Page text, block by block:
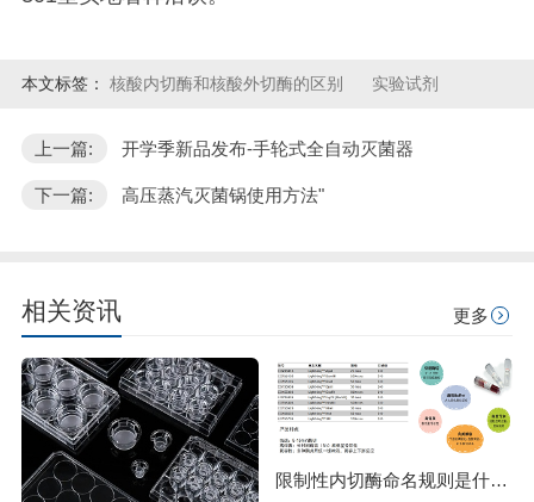
本文标签： 核酸内切酶和核酸外切酶的区别 实验试剂
上一篇: 开学季新品发布-手轮式全自动灭菌器
下一篇: 高压蒸汽灭菌锅使用方法"
相关资讯 更多
限制性内切酶命名规则是什么？HindⅢ、EcoRI 等酶名的构成逻辑